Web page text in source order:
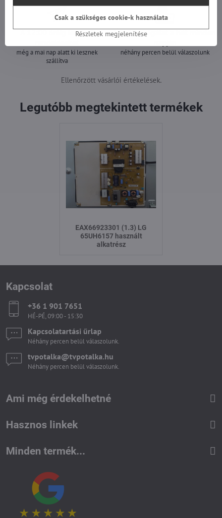
A 12:00 óráig leadott
még a mai nap alatt ki lesznek
szállítva
Ügyfélszolgálat a hét minden
néhány percen belül válaszolunk
Ellenőrzött vásárlói értékelések.
Legutóbb megtekintett termékek
EAX66923301 (1.3) LG
65UH6157 használt
alkatrész
Kapcsolat
+36 1 901 7651
HÉ-PÉ, 09:00 - 15:30
Kapcsolatartási űrlap
Néhány percen belül válaszolunk.
tvpotalka​@tvpotalka​.hu
Néhány percen belül válaszolunk.
Ami még érdekelhetné
Hasznos linkek
Minden termék...
Részletek megjelenítése
Csak a szükséges cookie-k használata